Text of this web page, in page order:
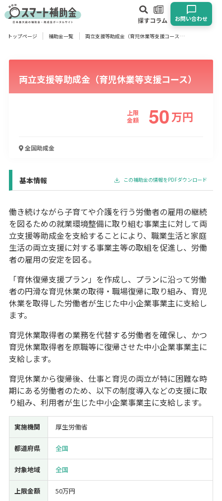
探すコラム お問い合わせ
対象
企業 団体 個人 その他
業種
宿泊･旅館業
その他
使い道
経営改善・経営強化 販路拡大 海外展開 設備投資
IT導入
人材採用・雇用
人材育成・福利厚生
特許・知的財産
起業・創業
事業承継
環境・省エネ
テレワーク
受付中のみ
検索
トップページ 補助金一覧 両立支援等助成金（育児休業等支援コース）
両立支援等助成金（育児休業等支援コース）
上限
金額
50万円
全国助成金
基本情報 この補助金の情報をPDFダウンロード
働き続けながら子育てや介護を行う労働者の雇用の継続
を図るための就業環境整備に取り組む事業主に対して両
立支援等助成金を支給することにより、職業生活と家庭
生活の両立支援に対する事業主等の取組を促進し、労働
者の雇用の安定を図る。
「育休復帰支援プラン」を作成し、プランに沿って労働
者の円滑な育児休業の取得・職場復帰に取り組み、育児
休業を取得した労働者が生じた中小企業事業主に支給し
ます。
育児休業取得者の業務を代替する労働者を確保し、かつ
育児休業取得者を原職等に復帰させた中小企業事業主に
支給します。
育児休業から復帰後、仕事と育児の両立が特に困難な時
期にある労働者のため、以下の制度導入などの支援に取
り組み、利用者が生じた中小企業事業主に支給します。
実施機関 厚生労働省
都道府県 全国
対象地域 全国
上限金額 50万円